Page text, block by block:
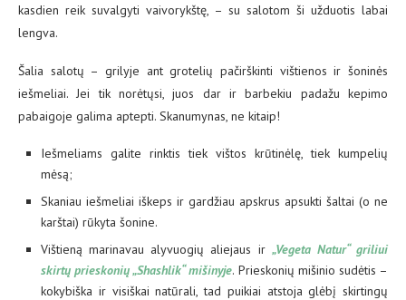
kasdien reik suvalgyti vaivorykštę, – su salotom ši užduotis labai
lengva.
Šalia salotų – grilyje ant grotelių pačirškinti vištienos ir šoninės
iešmeliai. Jei tik norėtųsi, juos dar ir barbekiu padažu kepimo
pabaigoje galima aptepti. Skanumynas, ne kitaip!
Iešmeliams galite rinktis tiek vištos krūtinėlę, tiek kumpelių
mėsą;
Skaniau iešmeliai iškeps ir gardžiau apskrus apsukti šaltai (o ne
karštai) rūkyta šonine.
Vištieną marinavau alyvuogių aliejaus ir „Vegeta Natur“ griliui
skirtų prieskonių „Shashlik“ mišinyje. Prieskonių mišinio sudėtis –
kokybiška ir visiškai natūrali, tad puikiai atstoja glėbį skirtingų